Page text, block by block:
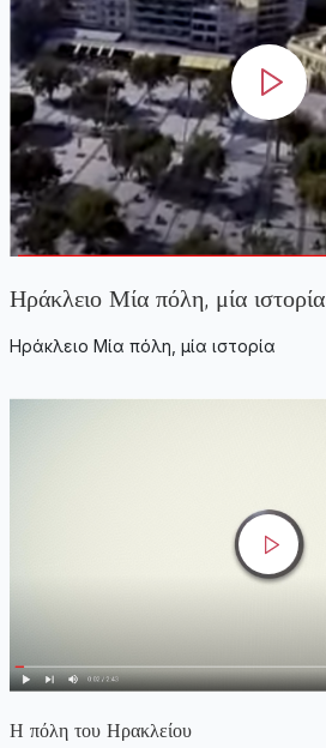
Ηράκλειο Μία πόλη, μία ιστορία
Ηράκλειο Μία πόλη, μία ιστορία
Η πόλη του Ηρακλείου